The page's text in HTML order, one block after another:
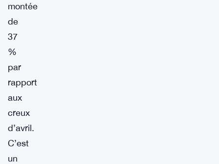
montée
de
37
%
par
rapport
aux
creux
d’avril.
C’est
un